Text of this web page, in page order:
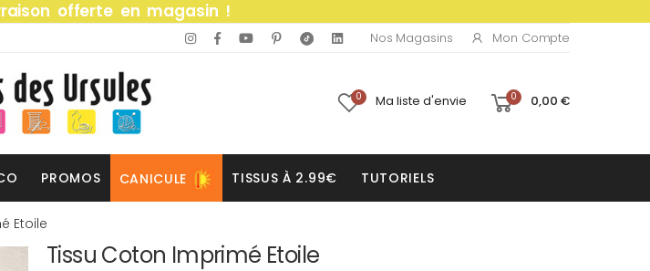
offerte en magasin !
Nos Magasins Mon Compte
0 Ma liste d'envie 0 0,00 €
PROMOS CANICULE TISSUS À 2.99€ TUTORIELS
Etoile
Tissu Coton Imprimé Etoile